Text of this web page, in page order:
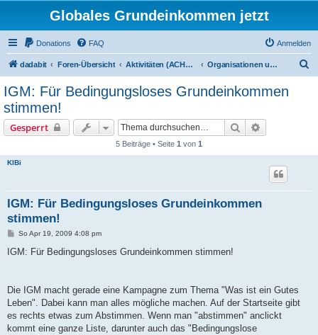
Globales Grundeinkommen jetzt
Donations FAQ Anmelden
dadabit Foren-Übersicht Aktivitäten (ACHTUNG: Infos zum Registrieren sind unten in: "neu hier?") Organisationen und Vereine
IGM: Für Bedingungsloses Grundeinkommen
stimmen!
Gesperrt Suche
5 Beiträge • Seite 1 von 1
KlBi
IGM: Für Bedingungsloses Grundeinkommen
stimmen!
B
i
So Apr 19, 2009 4:08 pm
IGM: Für Bedingungsloses Grundeinkommen stimmen!
Die IGM macht gerade eine Kampagne zum Thema "Was ist ein Gutes
Leben". Dabei kann man alles mögliche machen. Auf der Startseite gibt
es rechts etwas zum Abstimmen. Wenn man "abstimmen" anclickt
kommt eine ganze Liste, darunter auch das "Bedingungslose